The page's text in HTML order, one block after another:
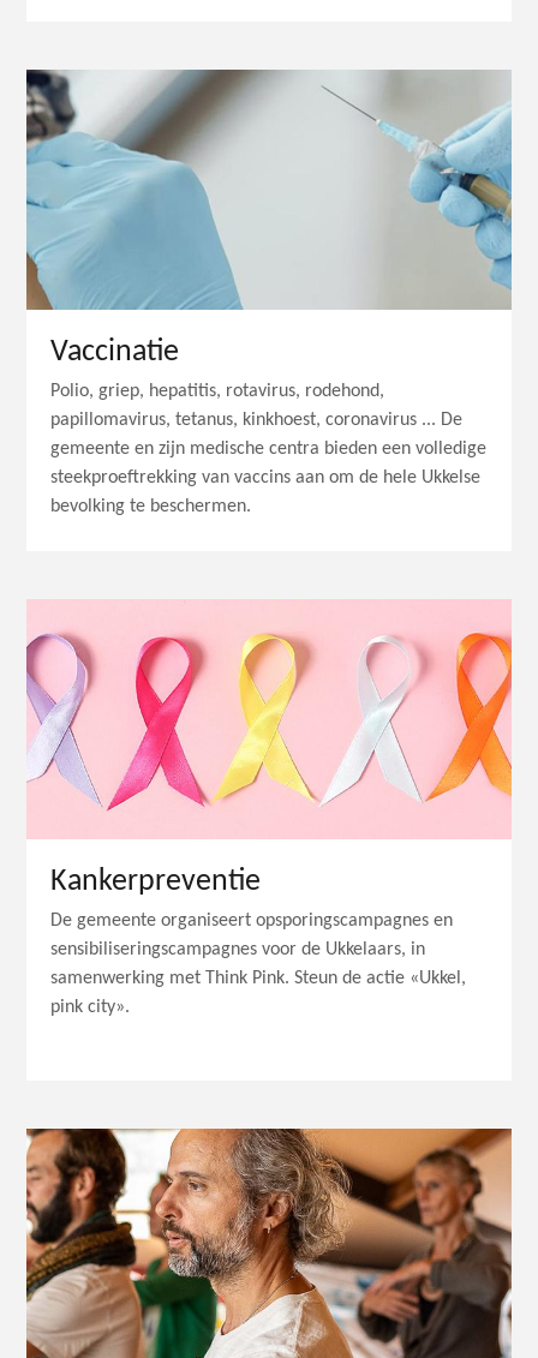
Vaccinatie
Polio, griep, hepatitis, rotavirus, rodehond,
papillomavirus, tetanus, kinkhoest, coronavirus ... De
gemeente en zijn medische centra bieden een volledige
steekproeftrekking van vaccins aan om de hele Ukkelse
bevolking te beschermen.
Kankerpreventie
De gemeente organiseert opsporingscampagnes en
sensibiliseringscampagnes voor de Ukkelaars, in
samenwerking met Think Pink. Steun de actie «Ukkel,
pink city».